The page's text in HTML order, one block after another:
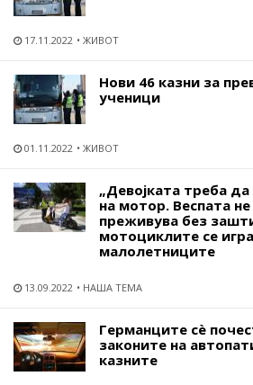
17.11.2022 ЖИВОТ
Нови 46 казни за
ученици
01.11.2022 ЖИВОТ
„Девојката треба
на мотор. Веспата
преживува без
мотоциклите се
малолетниците
13.09.2022 НАША ТЕМА
Германците сѐ
законите на
казните